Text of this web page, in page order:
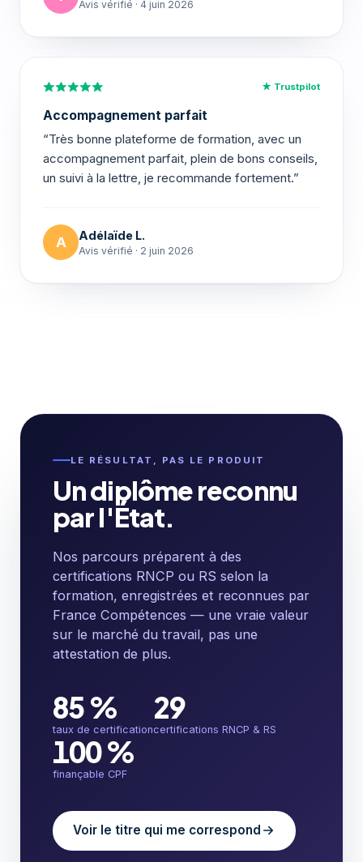
Avis vérifié · 4 juin 2026
★ Trustpilot
Accompagnement parfait
“Très bonne plateforme de formation, avec un
accompagnement parfait, plein de bons conseils,
un suivi à la lettre, je recommande fortement.”
A Adélaïde L.
Avis vérifié · 2 juin 2026
LE RÉSULTAT, PAS LE PRODUIT
Un diplôme reconnu
par l'État.
Nos parcours préparent à des
certifications RNCP ou RS selon la
formation, enregistrées et reconnues par
France Compétences — une vraie valeur
sur le marché du travail, pas une
attestation de plus.
85 %
taux de certification
29
certifications RNCP & RS
100 %
finançable CPF
Voir le titre qui me correspond